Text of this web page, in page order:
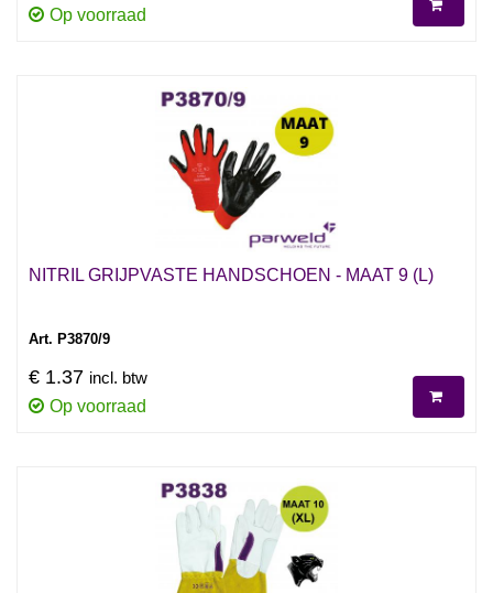
Op voorraad
NITRIL GRIJPVASTE HANDSCHOEN - MAAT 9 (L)
Art. P3870/9
€ 1.37 incl. btw
Op voorraad